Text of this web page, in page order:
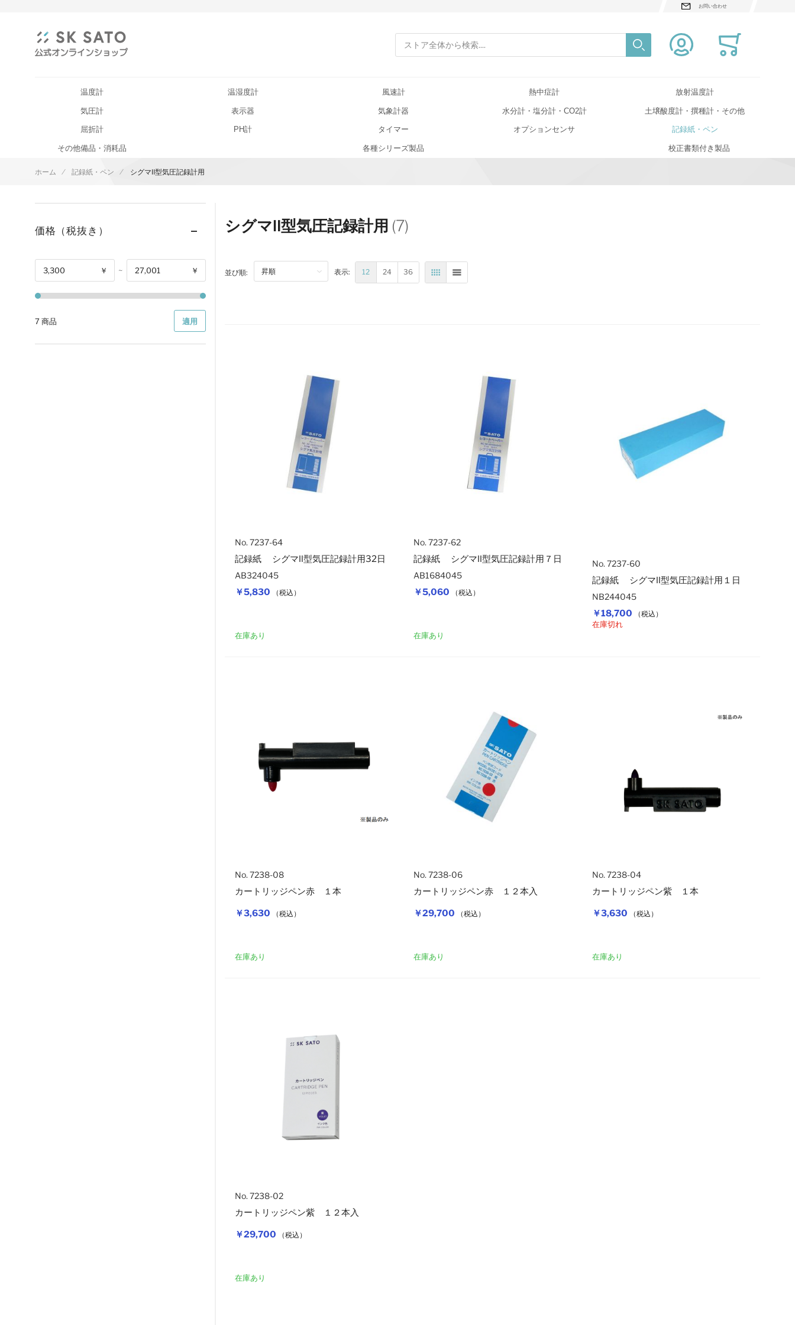
お問い合わせ
検索
Close search
検索
温度計 温湿度計 風速計 熱中症計 放射温度計
気圧計 表示器 気象計器 水分計・塩分計・CO2計 土壌酸度計・撰種計・その他
屈折計 PH計 タイマー オプションセンサ 記録紙・ペン
その他備品・消耗品 各種シリーズ製品 校正書類付き製品
ホーム 記録紙・ペン シグマⅡ型気圧記録計用
シグマⅡ型気圧記録計用 (7)
並び順: 表示: 12 24 36 表 リスト
￥5,830 （税込）
No. 7237-64
記録紙 シグマⅡ型気圧記録計用32日
AB324045
在庫あり カートに入れる
￥5,060 （税込）
No. 7237-62
記録紙 シグマⅡ型気圧記録計用７日
AB1684045
在庫あり カートに入れる
￥18,700 （税込）
No. 7237-60
記録紙 シグマⅡ型気圧記録計用１日
NB244045
在庫切れ
￥3,630 （税込）
No. 7238-08
カートリッジペン赤 １本
在庫あり カートに入れる
￥29,700 （税込）
No. 7238-06
カートリッジペン赤 １２本入
在庫あり カートに入れる
￥3,630 （税込）
No. 7238-04
カートリッジペン紫 １本
在庫あり
￥29,700 （税込）
No. 7238-02
カートリッジペン紫 １２本入
在庫あり
価格（税抜き）
開始 ￥ ~ ￥
7 商品 適用